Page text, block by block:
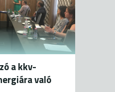
a kkv-
való